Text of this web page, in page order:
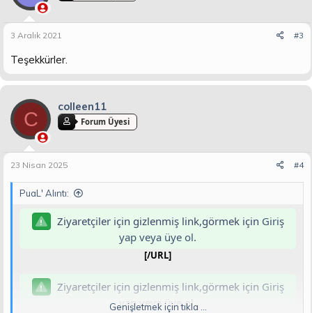
3 Aralık 2021 #3
Teşekkürler.
C
colleen11
Forum Üyesi
23 Nisan 2025 #4
PuaL' Alıntı:
Ziyaretçiler için gizlenmiş link,görmek için Giriş
yap veya üye ol.
[/URL]
Ziyaretçiler için gizlenmiş link,görmek için Giriş
yap veya üye ol.
Genişletmek için tıkla ...